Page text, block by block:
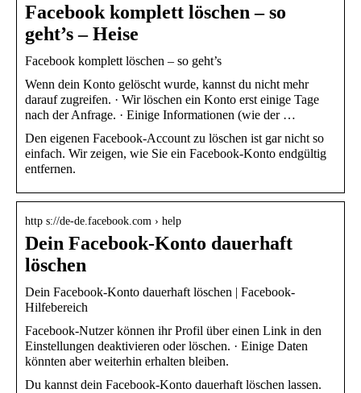
Facebook komplett löschen – so
geht’s – Heise
Facebook komplett löschen – so geht’s
Wenn dein Konto gelöscht wurde, kannst du nicht mehr
darauf zugreifen. · Wir löschen ein Konto erst einige Tage
nach der Anfrage. · Einige Informationen (wie der …
Den eigenen Facebook-Account zu löschen ist gar nicht so
einfach. Wir zeigen, wie Sie ein Facebook-Konto endgültig
entfernen.
http s://de-de.facebook.com › help
Dein Facebook-Konto dauerhaft
löschen
Dein Facebook-Konto dauerhaft löschen | Facebook-
Hilfebereich
Facebook-Nutzer können ihr Profil über einen Link in den
Einstellungen deaktivieren oder löschen. · Einige Daten
könnten aber weiterhin erhalten bleiben.
Du kannst dein Facebook-Konto dauerhaft löschen lassen.